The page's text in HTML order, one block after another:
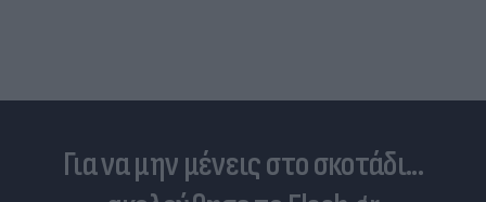
Για να μην μένεις στο σκοτάδι...